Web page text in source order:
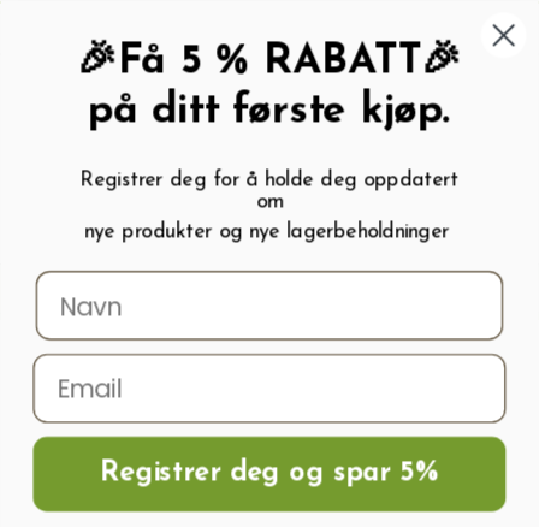
My wishlist ( 0
Menu Søk Logg inn Handlevogn
Hjem
Drivhus
🎉Få 5 % RABATT🎉
på ditt første kjøp.
Registrer deg for å holde deg oppdatert
om
nye produkter og nye lagerbeholdninger
Registrer deg og spar 5%